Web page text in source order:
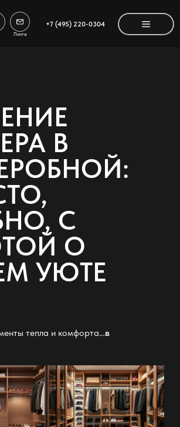
+7 (495) 220-0304
Почта
В
С
О
УЮТЕ
тепла и комфорта…в